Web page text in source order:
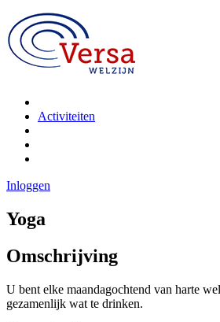
Activiteiten
Inloggen
Yoga
Omschrijving
U bent elke maandagochtend van harte
gezamenlijk wat te drinken.